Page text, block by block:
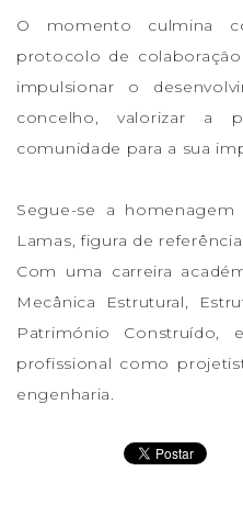
O momento culmina
protocolo de
impulsionar o
concelho, valorizar a
comunidade para a sua
Segue-se a homenagem
Lamas, figura de
Com uma carreira
Mecânica Estrutural,
Património Construído,
profissional como
engenharia.